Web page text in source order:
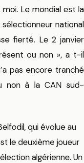
Le mondial est la
national
fierté. Le 2 janvier
ou non », a t-il
pas encore tranché
non à la CAN sud-
qui évolue au
le deuxième joueur
algérienne. Un